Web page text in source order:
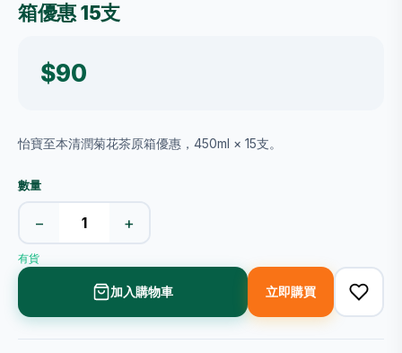
箱優惠 15支
$90
怡寶至本清潤菊花茶原箱優惠，450ml × 15支。
數量
− +
有貨
加入購物車 立即購買